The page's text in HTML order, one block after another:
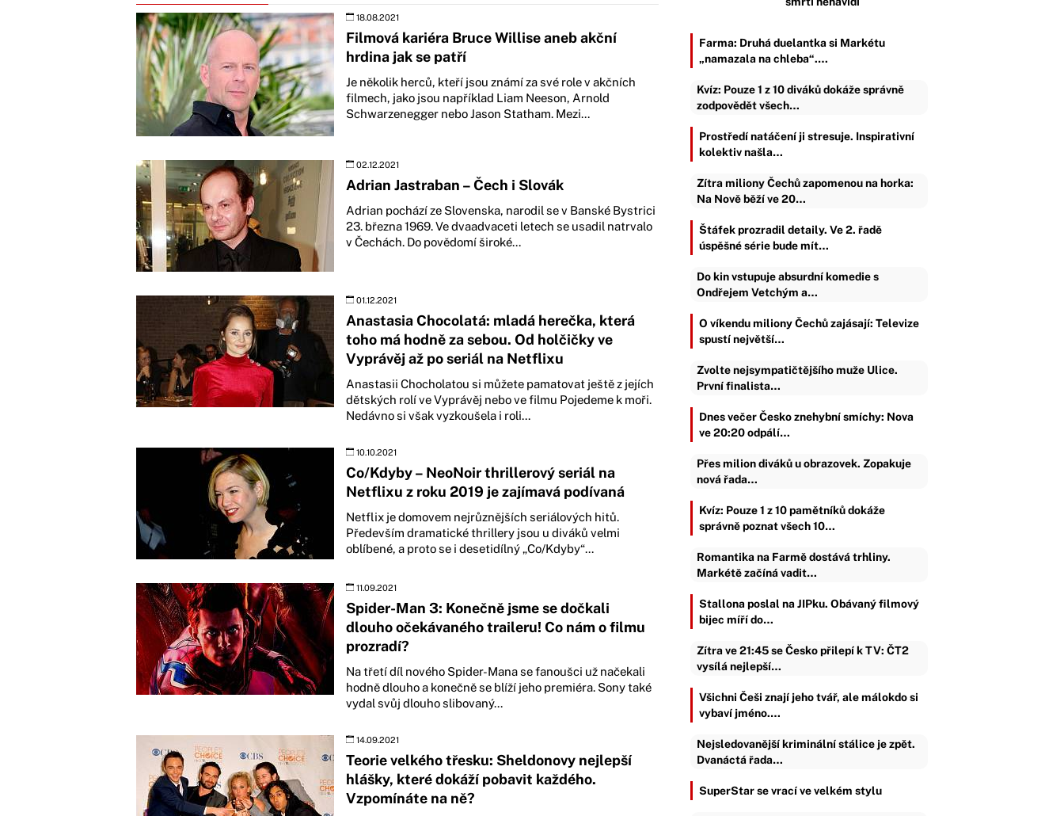
18.08.2021
Filmová kariéra Bruce Willise aneb akční
hrdina jak se patří
Je několik herců, kteří jsou známí za své role v akčních
filmech, jako jsou například Liam Neeson, Arnold
Schwarzenegger nebo Jason Statham. Mezi...
02.12.2021
Adrian Jastraban – Čech i Slovák
Adrian pochází ze Slovenska, narodil se v Banské Bystrici
23. března 1969. Ve dvaadvaceti letech se usadil natrvalo
v Čechách. Do povědomí široké...
01.12.2021
Anastasia Chocolatá: mladá herečka, která
toho má hodně za sebou. Od holčičky ve
Vyprávěj až po seriál na Netflixu
Anastasii Chocholatou si můžete pamatovat ještě z jejích
dětských rolí ve Vyprávěj nebo ve filmu Pojedeme k moři.
Nedávno si však vyzkoušela i roli...
10.10.2021
Co/Kdyby – NeoNoir thrillerový seriál na
Netflixu z roku 2019 je zajímavá podívaná
Netflix je domovem nejrůznějších seriálových hitů.
Především dramatické thrillery jsou u diváků velmi
oblíbené, a proto se i desetidílný „Co/Kdyby“...
11.09.2021
Spider-Man 3: Konečně jsme se dočkali
dlouho očekávaného traileru! Co nám o filmu
prozradí?
Na třetí díl nového Spider-Mana se fanoušci už načekali
hodně dlouho a konečně se blíží jeho premiéra. Sony také
vydal svůj dlouho slibovaný...
14.09.2021
Teorie velkého třesku: Sheldonovy nejlepší
hlášky, které dokáží pobavit každého.
Vzpomínáte na ně?
Farma: Druhá duelantka si Markétu
„namazala na chleba“.…
Kvíz: Pouze 1 z 10 diváků dokáže správně
zodpovědět všech…
Prostředí natáčení ji stresuje. Inspirativní
kolektiv našla…
Zítra miliony Čechů zapomenou na horka:
Na Nově běží ve 20…
Štáfek prozradil detaily. Ve 2. řadě
úspěšné série bude mít…
Do kin vstupuje absurdní komedie s
Ondřejem Vetchým a…
O víkendu miliony Čechů zajásají: Televize
spustí největší…
Zvolte nejsympatičtějšího muže Ulice.
První finalista…
Dnes večer Česko znehybní smíchy: Nova
ve 20:20 odpálí…
Přes milion diváků u obrazovek. Zopakuje
nová řada…
Kvíz: Pouze 1 z 10 pamětníků dokáže
správně poznat všech 10…
Romantika na Farmě dostává trhliny.
Markétě začíná vadit…
Stallona poslal na JIPku. Obávaný filmový
bijec míří do…
Zítra ve 21:45 se Česko přilepí k TV: ČT2
vysílá nejlepší…
Všichni Češi znají jeho tvář, ale málokdo si
vybaví jméno.…
Nejsledovanější kriminální stálice je zpět.
Dvanáctá řada…
SuperStar se vrací ve velkém stylu